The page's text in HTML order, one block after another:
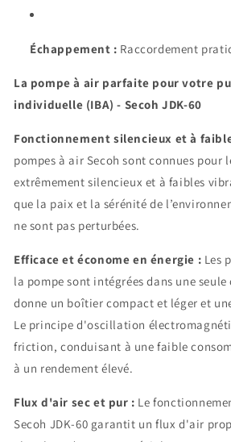
Échappement : Raccordement
La pompe à air parfaite pour votre
individuelle (IBA) - Secoh JDK-60
Fonctionnement silencieux et à
pompes à air Secoh sont connues pour
extrêmement silencieux et à faibles
que la paix et la sérénité de
ne sont pas perturbées.
Efficace et économe en énergie : Les
la pompe sont intégrées dans une
donne un boîtier compact et léger et
Le principe d'oscillation
friction, conduisant à une faible
à un rendement élevé.
Flux d'air sec et pur : Le
Secoh JDK-60 garantit un flux d'air